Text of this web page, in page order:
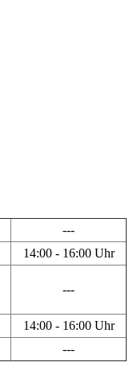
---
14:00 - 16:00 Uhr
---
14:00 - 16:00 Uhr
---